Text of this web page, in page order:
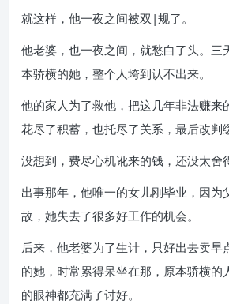
就这样，他一夜之间被双|规了。
他老婆，也一夜之间，就愁白了头。三
本骄横的她，整个人垮到认不出来。
他的家人为了救他，把这几年非法赚来
花尽了积蓄，也托尽了关系，最后改判
没想到，费尽心机讹来的钱，还没太舍
出事那年，他唯一的女儿刚毕业，因为
故，她失去了很多好工作的机会。
后来，他老婆为了生计，只好出去卖早
的她，时常累得呆坐在那，原本骄横的
的眼神都充满了讨好。